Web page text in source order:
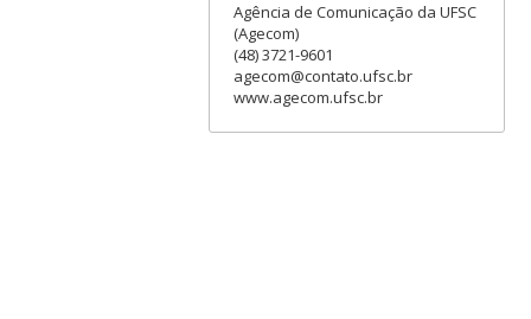
Agência de Comunicação da UFSC
(Agecom)
(48) 3721-9601
agecom@contato.ufsc.br
www.agecom.ufsc.br